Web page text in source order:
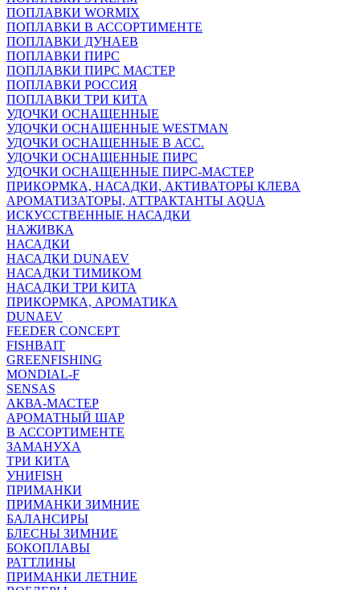
ПОПЛАВКИ WORMIX
ПОПЛАВКИ В АССОРТИМЕНТЕ
ПОПЛАВКИ ДУНАЕВ
ПОПЛАВКИ ПИРС
ПОПЛАВКИ ПИРС МАСТЕР
ПОПЛАВКИ РОССИЯ
ПОПЛАВКИ ТРИ КИТА
УДОЧКИ ОСНАЩЕННЫЕ
УДОЧКИ ОСНАЩЕННЫЕ WESTMAN
УДОЧКИ ОСНАЩЕННЫЕ В АСС.
УДОЧКИ ОСНАЩЕННЫЕ ПИРС
УДОЧКИ ОСНАЩЕННЫЕ ПИРС-МАСТЕР
ПРИКОРМКА, НАСАДКИ, АКТИВАТОРЫ КЛЕВА
АРОМАТИЗАТОРЫ, АТТРАКТАНТЫ AQUA
ИСКУССТВЕННЫЕ НАСАДКИ
НАЖИВКА
НАСАДКИ
НАСАДКИ DUNAEV
НАСАДКИ ТИМИКОМ
НАСАДКИ ТРИ КИТА
ПРИКОРМКА, АРОМАТИКА
DUNAEV
FEEDER CONCEPT
FISHBAIT
GREENFISHING
MONDIAL-F
SENSAS
АКВА-МАСТЕР
АРОМАТНЫЙ ШАР
В АССОРТИМЕНТЕ
ЗАМАНУХА
ТРИ КИТА
УНИFISH
ПРИМАНКИ
ПРИМАНКИ ЗИМНИЕ
БАЛАНСИРЫ
БЛЕСНЫ ЗИМНИЕ
БОКОПЛАВЫ
РАТТЛИНЫ
ПРИМАНКИ ЛЕТНИЕ